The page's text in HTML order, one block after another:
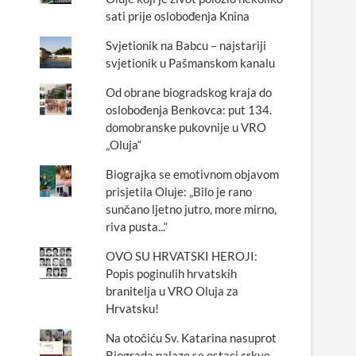
sati prije oslobođenja Knina
Svjetionik na Babcu – najstariji
svjetionik u Pašmanskom kanalu
Od obrane biogradskog kraja do
oslobođenja Benkovca: put 134.
domobranske pukovnije u VRO
„Oluja“
Biograjka se emotivnom objavom
prisjetila Oluje: „Bilo je rano
sunčano ljetno jutro, more mirno,
riva pusta...“
OVO SU HRVATSKI HEROJI:
Popis poginulih hrvatskih
branitelja u VRO Oluja za
Hrvatsku!
Na otočiću Sv. Katarina nasuprot